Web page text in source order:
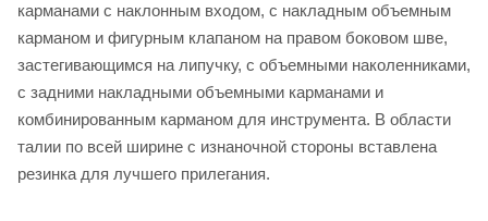
карманами с наклонным входом, с накладным объемным
карманом и фигурным клапаном на правом боковом шве,
застегивающимся на липучку, с объемными наколенниками,
с задними накладными объемными карманами и
комбинированным карманом для инструмента. В области
талии по всей ширине с изнаночной стороны вставлена
резинка для лучшего прилегания.